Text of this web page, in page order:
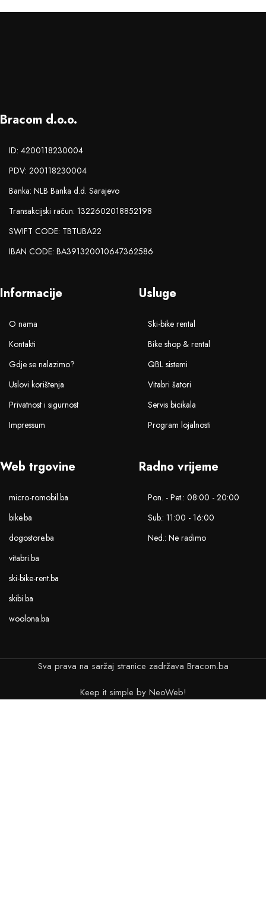
Bracom d.o.o.
ID: 4200118230004
PDV: 200118230004
Banka: NLB Banka d.d. Sarajevo
Transakcijski račun: 1322602018852198
SWIFT CODE: TBTUBA22
IBAN CODE: BA391320010647362586
Informacije
O nama
Kontakti
Gdje se nalazimo?
Uslovi korištenja
Privatnost i sigurnost
Impressum
Usluge
Ski-bike rental
Bike shop & rental
QBL sistemi
Vitabri šatori
Servis bicikala
Program lojalnosti
Web trgovine
micro-romobil.ba
bike.ba
dogostore.ba
vitabri.ba
ski-bike-rent.ba
skibi.ba
woolona.ba
Radno vrijeme
Pon. - Pet.: 08:00 - 20:00
Sub.: 11:00 - 16:00
Ned.: Ne radimo
Sva prava na saržaj stranice zadržava Bracom.ba
Keep it simple by NeoWeb!